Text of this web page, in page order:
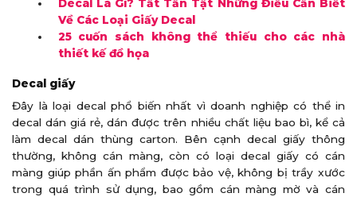
Decal Là Gì? Tất Tần Tật Những Điều Cần Biết
Về Các Loại Giấy Decal
25 cuốn sách không thể thiếu cho các nhà
thiết kế đồ họa
Decal giấy
Đây là loại decal phổ biến nhất vì doanh nghiệp có thể in
decal dán giá rẻ, dán được trên nhiều chất liệu bao bì, kể cả
làm decal dán thùng carton. Bên cạnh decal giấy thông
thường, không cán màng, còn có loại decal giấy có cán
màng giúp phần ấn phẩm được bảo vệ, không bị trầy xước
trong quá trình sử dụng, bao gồm cán màng mờ và cán